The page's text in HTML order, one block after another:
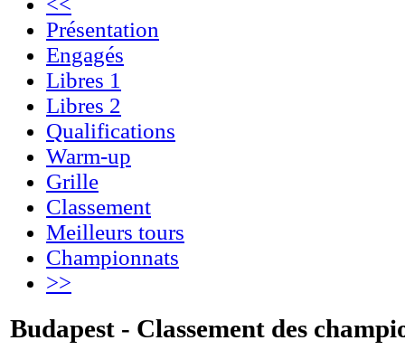
Présentation
Engagés
Libres 1
Libres 2
Qualifications
Warm-up
Grille
Classement
Meilleurs tours
Championnats
>>
Budapest - Classement des